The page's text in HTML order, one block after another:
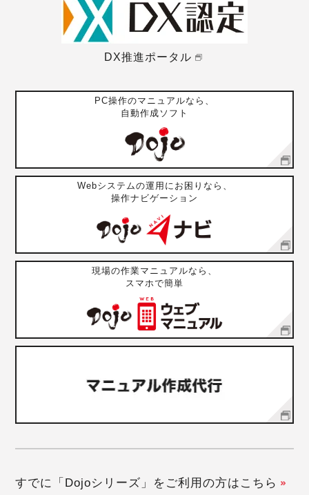
DX推進ポータル
PC操作のマニュアルなら、
自動作成ソフト
Webシステムの運用にお困りなら、
操作ナビゲーション
現場の作業マニュアルなら、
スマホで簡単
すでに「Dojoシリーズ」をご利用の方はこちら